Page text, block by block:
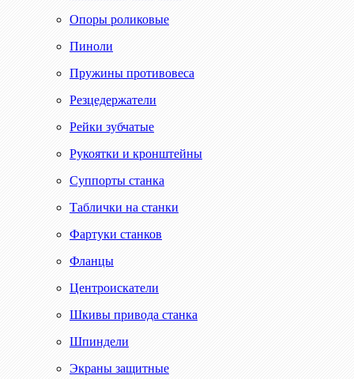
Опоры роликовые
Пиноли
Пружины противовеса
Резцедержатели
Рейки зубчатые
Рукоятки и кронштейны
Суппорты станка
Таблички на станки
Фартуки станков
Фланцы
Центроискатели
Шкивы привода станка
Шпиндели
Экраны защитные